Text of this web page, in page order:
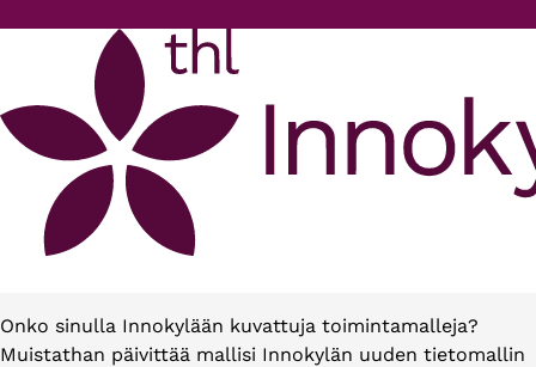
Onko sinulla Innokylään kuvattuja toimintamalleja?
Muistathan päivittää mallisi Innokylän uuden tietomallin